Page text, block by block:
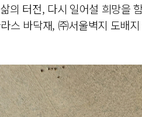
의 터전, 다시 일어설 희망을
스 바닥재, ㈜서울벽지 도배